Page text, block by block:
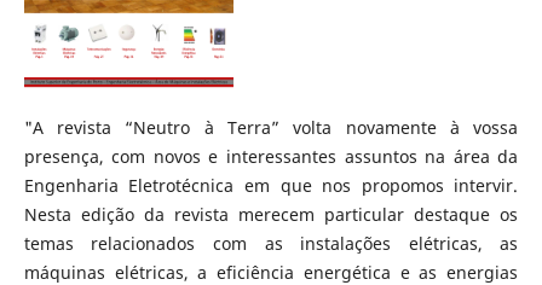
"A revista “Neutro à Terra” volta novamente à vossa
presença, com novos e interessantes assuntos na área da
Engenharia Eletrotécnica em que nos propomos intervir.
Nesta edição da revista merecem particular destaque os
temas relacionados com as instalações elétricas, as
máquinas elétricas, a eficiência energética e as energias